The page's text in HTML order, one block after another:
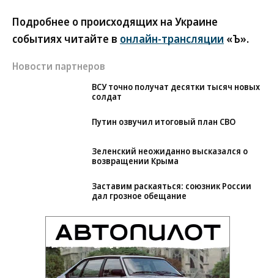
Подробнее о происходящих на Украине
событиях читайте в онлайн-трансляции «Ъ».
Новости партнеров
ВСУ точно получат десятки тысяч новых
солдат
Путин озвучил итоговый план СВО
Зеленский неожиданно высказался о
возвращении Крыма
Заставим раскаяться: союзник России
дал грозное обещание